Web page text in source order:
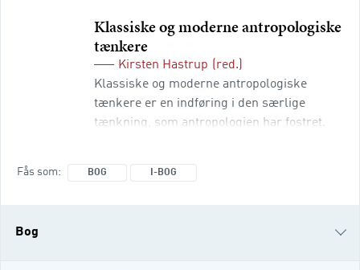
Klassiske og moderne antropologiske
tænkere
Kirsten Hastrup
(red.)
Klassiske og moderne antropologiske
tænkere er en indføring i den særlige
tænkning, som antropologien har fostret.
Fås som BOG I-BOG
Bog